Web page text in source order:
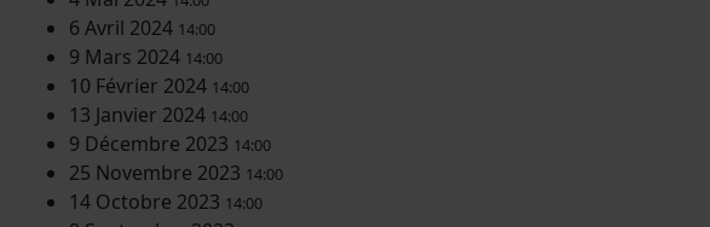
6 Avril 2024 14:00
9 Mars 2024 14:00
10 Février 2024 14:00
13 Janvier 2024 14:00
9 Décembre 2023 14:00
25 Novembre 2023 14:00
14 Octobre 2023 14:00